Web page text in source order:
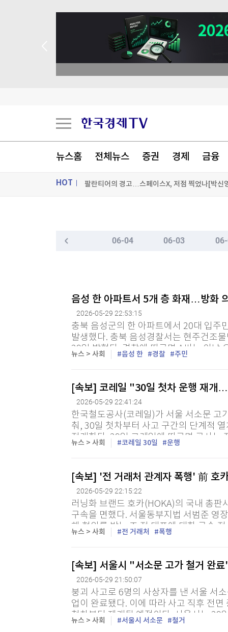
뉴스홈 전체뉴스 증권 경제 금융
HOT
'전쟁 반대' 러 야당, 9월 총선 후보 못 내나
팔란티어의 경고…스페이스X, 저점 찍었나[박신
팔란티어의 경고…스페이스X, 저점 찍었나[박신
"나야, '흑백요리사' 시즌3"
'전쟁 반대' 러 야당, 9월 총선 후보 못 내나
온로드 (ON ROAD) 인사이트
뉴스홈
글로벌경제
스페셜강의
투자/재테크
부동산/세무
[모집-3기-] 돈버는 트레이딩 투자 북클럽
매매신호 (랭킹
투자분석
국내증시
06-04 06-03
음성 한 아파트서 5개 층 화재…방화
2026-05-29 22:53:15
충북 음성군의 한 아파트에서 20대 입주
발생했다. 충북 음성경찰서는 현주건조
29일 밝혔다. 경찰에 따르면 A씨는 이날
짜리 아파트 5개 층에 라이터로 불을 지
뉴스 > 사회 음성 한 경찰 주민
[속보] 코레일 "30일 첫차 운행 재개
2026-05-29 22:41:24
한국철도공사(코레일)가 서울 서소문 고
춰, 30일 첫차부터 사고 구간의 단계적
전개한다. 29일 코레일에 따르면 공사는
포설, 신호 설비 설치를 비롯해 궤도 손
뉴스 > 사회 코레일 30일 운행
[속보] '전 거래처 관계자 폭행' 前 호
2026-05-29 22:15:22
러닝화 브랜드 호카(HOKA)의 국내 총
구속을 면했다. 서울동부지법 서범준 영
해 혐의를 받는 조 전 대표에 대한 구속
"증거를 인멸하거나 도주할 염려가 없다
뉴스 > 사회 전 거래처 폭행
[속보] 서울시 "서소문 고가 철거 완
2026-05-29 21:50:07
붕괴 사고로 6명의 사상자를 낸 서울 서
업이 완료됐다. 이에 따라 사고 직후 전
첫차부터 재개될 예정이다. 서울시는 29
구조물에 대한 긴급 철거 공사를 오후 9
뉴스 > 사회 서울시 서소문 철거